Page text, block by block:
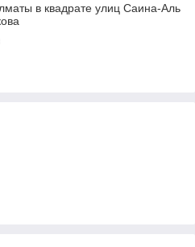
в квадрате улиц Саина-Аль